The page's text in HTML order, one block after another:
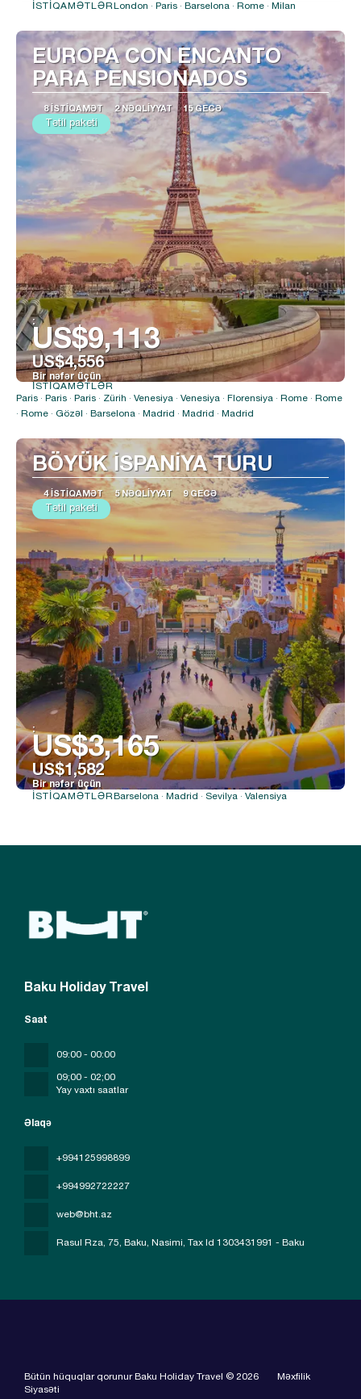
İSTIQAMƏTLƏR London · Paris · Barselona · Rome · Milan
EUROPA CON ENCANTO
PARA PENSIONADOS
8 İSTIQAMƏT 2 NƏQLIYYAT 15 GECƏ
Tətil paketi
:
US$9,113
US$4,556
Bir nəfər üçün
Baxın
İSTIQAMƏTLƏR
Paris · Paris · Paris · Zürih · Venesiya · Venesiya · Florensiya · Rome · Rome
· Rome · Gözəl · Barselona · Madrid · Madrid · Madrid
BÖYÜK İSPANİYA TURU
4 İSTIQAMƏT 5 NƏQLIYYAT 9 GECƏ
Tətil paketi
:
US$3,165
US$1,582
Bir nəfər üçün
İSTIQAMƏTLƏR Barselona · Madrid · Sevilya · Valensiya
Baku Holiday Travel
Əlaqə
+994125998899
+994992722227
web@bht.az
Rasul Rza, 75, Baku, Nasimi, Tax Id 1303431991 - Baku
Saat
09:00 - 00:00
09;00 - 02;00
Yay vaxtı saatlar
Bütün hüquqlar qorunur Baku Holiday Travel © 2026
Məxfilik
Siyasəti